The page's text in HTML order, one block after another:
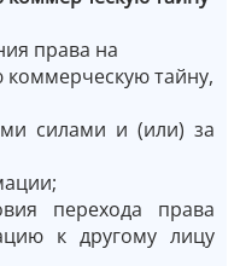
права на
тайну,
силами и (или) за
перехода права
к другому лицу